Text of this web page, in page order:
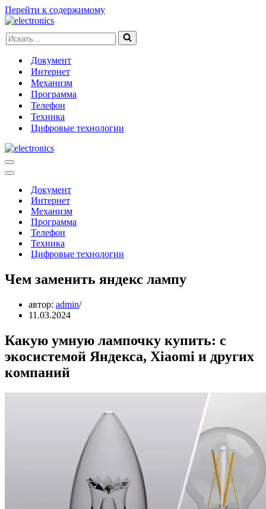
Перейти к содержимому
Искать...
Документ
Интернет
Механизм
Программа
Телефон
Техника
Цифровые технологии
Меню
навигации
Меню
навигацииДокумент
Интернет
Механизм
Программа
Телефон
Техника
Цифровые технологии
Чем заменить яндекс лампу
автор: admin
11.03.2024
Какую умную лампочку купить: с
экосистемой Яндекса, Xiaomi и других
компаний